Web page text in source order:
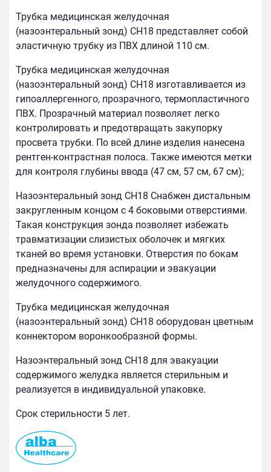
Трубка медицинская желудочная
(назоэнтеральный зонд) СН18 представляет собой
эластичную трубку из ПВХ длиной 110 см.
Трубка медицинская желудочная
(назоэнтеральный зонд) СН18 изготавливается из
гипоаллергенного, прозрачного, термопластичного
ПВХ. Прозрачный материал позволяет легко
контролировать и предотвращать закупорку
просвета трубки. По всей длине изделия нанесена
рентген-контрастная полоса. Также имеются метки
для контроля глубины ввода (47 см, 57 см, 67 см);
Назоэнтеральный зонд СН18 Снабжен дистальным
закругленным концом с 4 боковыми отверстиями.
Такая конструкция зонда позволяет избежать
травматизации слизистых оболочек и мягких
тканей во время установки. Отверстия по бокам
предназначены для аспирации и эвакуации
желудочного содержимого.
Трубка медицинская желудочная
(назоэнтеральный зонд) СН18 оборудован цветным
коннектором воронкообразной формы.
Назоэнтеральный зонд СН18 для эвакуации
содержимого желудка является стерильным и
реализуется в индивидуальной упаковке.
Срок стерильности 5 лет.